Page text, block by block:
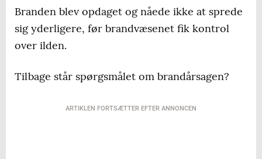
Branden blev opdaget og nåede ikke at sprede
sig yderligere, før brandvæsenet fik kontrol
over ilden.
Tilbage står spørgsmålet om brandårsagen?
ARTIKLEN FORTSÆTTER EFTER ANNONCEN